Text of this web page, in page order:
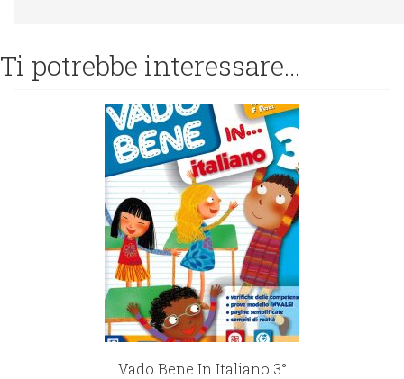
Ti potrebbe interessare…
Vado Bene In Italiano 3°